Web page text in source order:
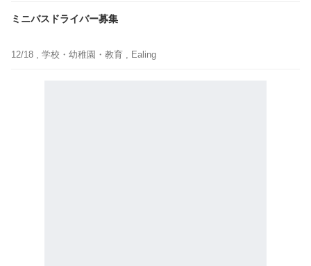
ミニバスドライバー募集
12/18 , 学校・幼稚園・教育 , Ealing